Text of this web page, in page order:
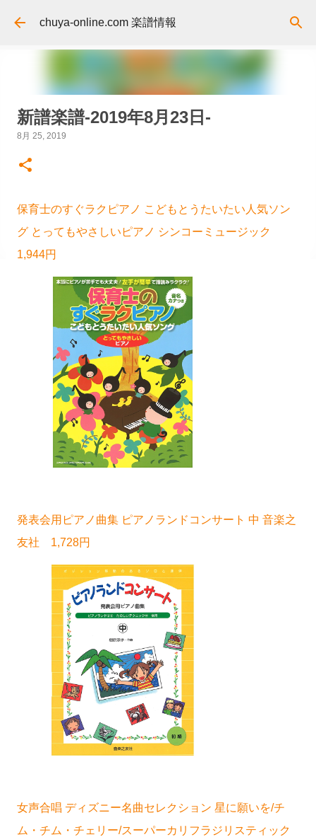
スキップしてメイン コンテンツに移動
chuya-online.com 楽譜情報
新譜楽譜-2019年8月23日-
8月 25, 2019
保育士のすぐラクピアノ こどもとうたいたい人気ソン
グ とってもやさしいピアノ シンコーミュージック
1,944円
発表会用ピアノ曲集 ピアノランドコンサート 中 音楽之
友社 1,728円
女声合唱 ディズニー名曲セレクション 星に願いを/チ
ム・チム・チェリー/スーパーカリフラジリスティック